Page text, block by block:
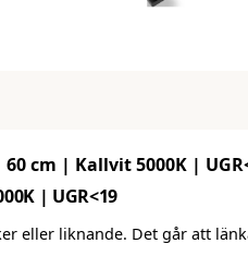
cm | Kallvit 5000K |
| UGR<19
eller liknande. Det går att